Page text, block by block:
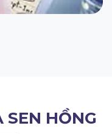
SEN HỒNG